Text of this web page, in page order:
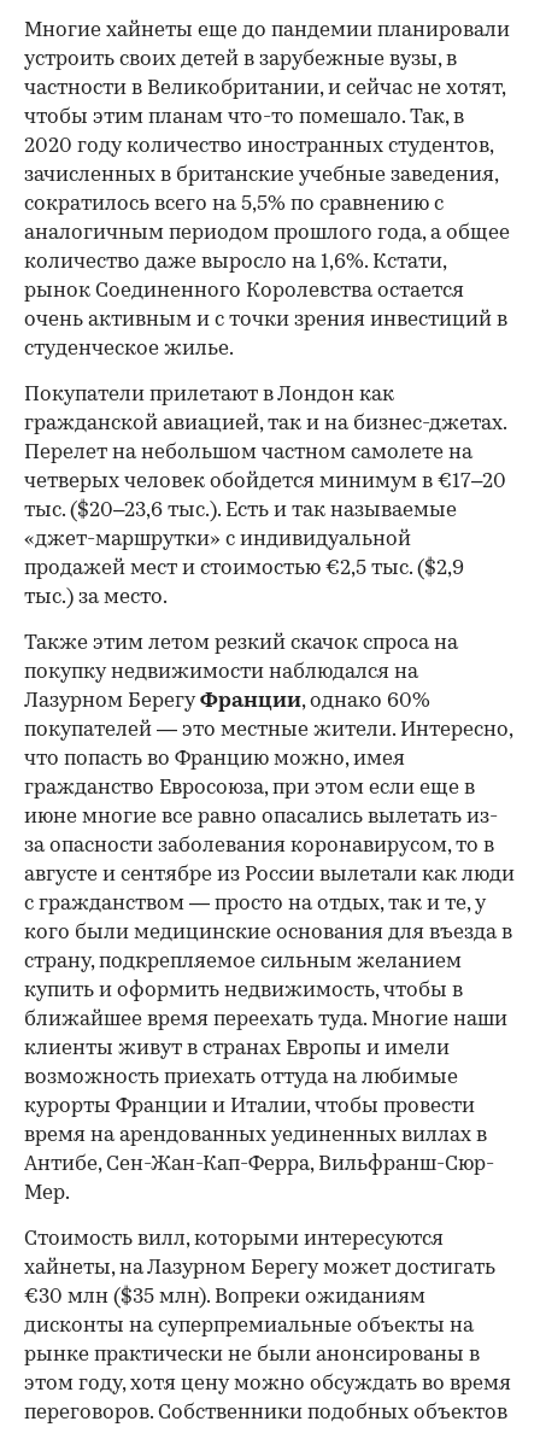
Многие хайнеты еще до пандемии планировали
устроить своих детей в зарубежные вузы, в
частности в Великобритании, и сейчас не хотят,
чтобы этим планам что-то помешало. Так, в
2020 году количество иностранных студентов,
зачисленных в британские учебные заведения,
сократилось всего на 5,5% по сравнению с
аналогичным периодом прошлого года, а общее
количество даже выросло на 1,6%. Кстати,
рынок Соединенного Королевства остается
очень активным и с точки зрения инвестиций в
студенческое жилье.
Покупатели прилетают в Лондон как
гражданской авиацией, так и на бизнес-джетах.
Перелет на небольшом частном самолете на
четверых человек обойдется минимум в €17–20
тыс. ($20–23,6 тыс.). Есть и так называемые
«джет-маршрутки» с индивидуальной
продажей мест и стоимостью €2,5 тыс. ($2,9
тыс.) за место.
Также этим летом резкий скачок спроса на
покупку недвижимости наблюдался на
Лазурном БерегуФранции, однако 60%
покупателей — это местные жители. Интересно,
что попасть во Францию можно, имея
гражданство Евросоюза, при этом если еще в
июне многие все равно опасались вылетать из-
за опасности заболевания коронавирусом, то в
августе и сентябре из России вылетали как люди
с гражданством — просто на отдых, так и те, у
кого были медицинские основания для въезда в
страну, подкрепляемое сильным желанием
купить и оформить недвижимость, чтобы в
ближайшее время переехать туда. Многие наши
клиенты живут в странах Европы и имели
возможность приехать оттуда на любимые
курорты Франции и Италии, чтобы провести
время на арендованных уединенных виллах в
Антибе, Сен-Жан-Кап-Ферра, Вильфранш-Сюр-
Мер.
Стоимость вилл, которыми интересуются
хайнеты, на Лазурном Берегу может достигать
€30 млн ($35 млн). Вопреки ожиданиям
дисконты на суперпремиальные объекты на
рынке практически не были анонсированы в
этом году, хотя цену можно обсуждать во время
переговоров. Собственники подобных объектов